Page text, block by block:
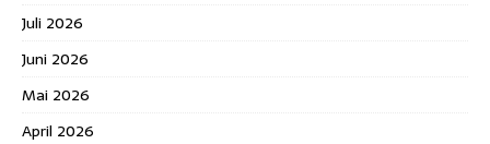
Juli 2026
Juni 2026
Mai 2026
April 2026